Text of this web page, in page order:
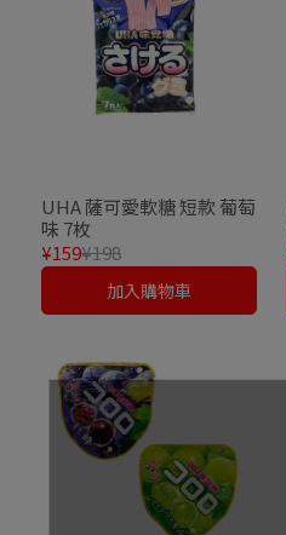
UHA 薩可愛軟糖 短款 葡萄
味 7枚
¥159¥198
加入購物車